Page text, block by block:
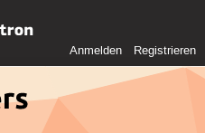
Anmelden Registrieren